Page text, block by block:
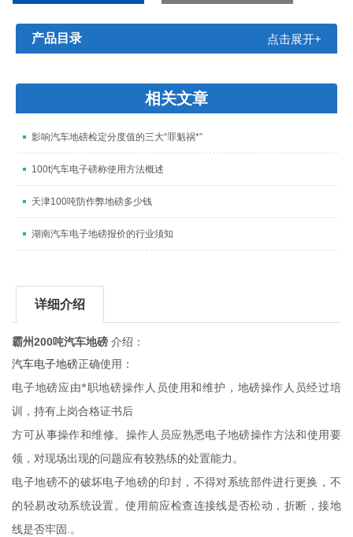
产品目录 点击展开+
相关文章
影响汽车地磅检定分度值的三大“罪魁祸*”
100t汽车电子磅称使用方法概述
天津100吨防作弊地磅多少钱
湖南汽车电子地磅报价的行业须知
详细介绍
霸州200吨汽车地磅介绍：
汽车电子地磅正确使用：
电子地磅应由*职地磅操作人员使用和维护，地磅操作人员经过培
训，持有上岗合格证书后
方可从事操作和维修。操作人员应熟悉电子地磅操作方法和使用要
领，对现场出现的问题应有较熟练的处置能力。
电子地磅不的破坏电子地磅的印封，不得对系统部件进行更换，不
的轻易改动系统设置。使用前应检查连接线是否松动，折断，接地
线是否牢固 .。